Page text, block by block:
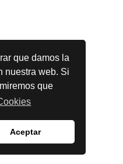
que damos la
nuestra web. Si
que
Aceptar